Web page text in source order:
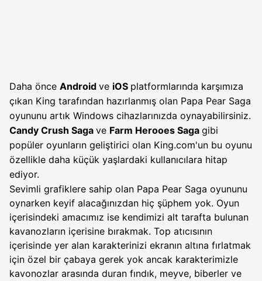
Daha önce Android ve iOS platformlarında karşımıza
çıkan King tarafından hazırlanmış olan Papa Pear Saga
oyununu artık Windows cihazlarınızda oynayabilirsiniz.
Candy Crush Saga ve Farm Herooes Saga gibi
popüler oyunların geliştirici olan King.com'un bu oyunu
özellikle daha küçük yaşlardaki kullanıcılara hitap
ediyor.
Sevimli grafiklere sahip olan Papa Pear Saga oyununu
oynarken keyif alacağınızdan hiç şüphem yok. Oyun
içerisindeki amacımız ise kendimizi alt tarafta bulunan
kavanozların içerisine bırakmak. Top atıcısının
içerisinde yer alan karakterinizi ekranın altına fırlatmak
için özel bir çabaya gerek yok ancak karakterimizle
kavonozlar arasında duran fındık, meyve, biberler ve